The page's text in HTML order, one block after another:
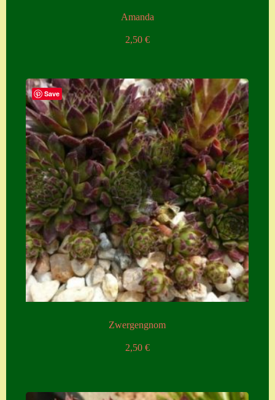
Amanda
2,50 €
Save
Zwergengnom
2,50 €